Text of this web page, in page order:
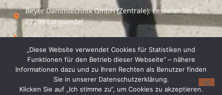
Beyer Dämmtechnik GmbH (Zentrale): Lesseler Str. 9,
27299 Langwedel
04235 55 297 41
Standort Vechta / Minden: Osloer Straße 21 49377
Vechta
04441 8 89 93 40
„Diese Website verwendet Cookies für Statistiken und
Funktionen für den Betrieb dieser Webseite“ – nähere
Informationen dazu und zu Ihren Rechten als Benutzer finden
Sie in unserer Datenschutzerklärung.
Klicken Sie auf „Ich stimme zu“, um Cookies zu akzeptieren.